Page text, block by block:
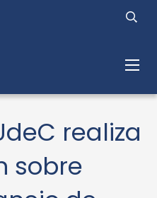
realiza
sobre